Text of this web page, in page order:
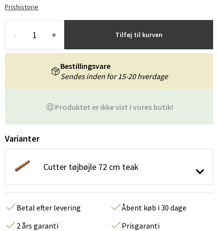
Prishistorie
- + Tilføj til kurven
Produktet er ikke vist i vores butik!
Bestillingsvare
Sendes inden for 15-20 hverdage
Varianter
Cutter tøjbøjle 72 cm teak
Betal efter levering
Åbent køb i 30 dage
2 års garanti
Prisgaranti